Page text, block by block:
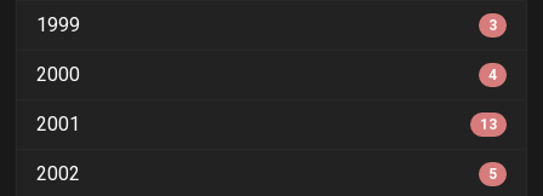
1999 3
2000 4
2001 13
2002 5